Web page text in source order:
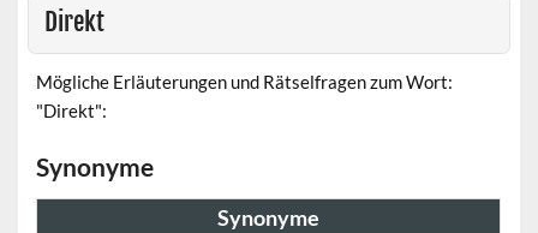
Direkt
Mögliche Erläuterungen und Rätselfragen zum Wort:
"Direkt":
Synonyme
Synonyme